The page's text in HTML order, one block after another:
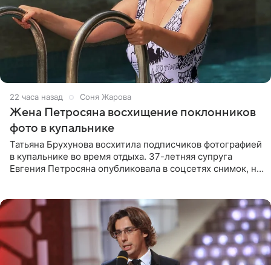
22 часа назад Соня Жарова
Жена Петросяна восхищение поклонников
фото в купальнике
Татьяна Брухунова восхитила подписчиков фотографией
в купальнике во время отдыха. 37-летняя супруга
Евгения Петросяна опубликовала в соцсетях снимок, на